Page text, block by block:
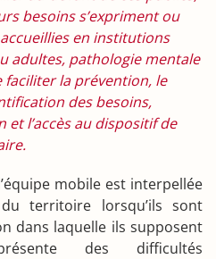
besoins s’expriment ou
en institutions
adultes, pathologie mentale
faciliter la prévention, le
des besoins,
l’accès au dispositif de
mobile est interpellée
territoire lorsqu’ils sont
dans laquelle ils supposent
des difficultés